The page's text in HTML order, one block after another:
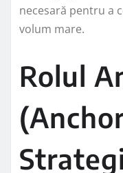
necesară pentru a
volum mare.
Rolul